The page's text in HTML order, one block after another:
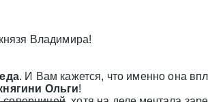
Владимира!
. И Вам кажется, что именно она
Ольги!